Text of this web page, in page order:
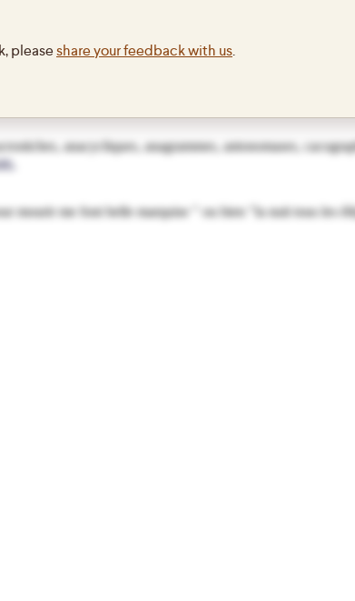
anacycliques, anagrammes, antonomases,
mourir me font belle marquise " ou bien "la nuit tous les
pleaseshare your feedback with us.